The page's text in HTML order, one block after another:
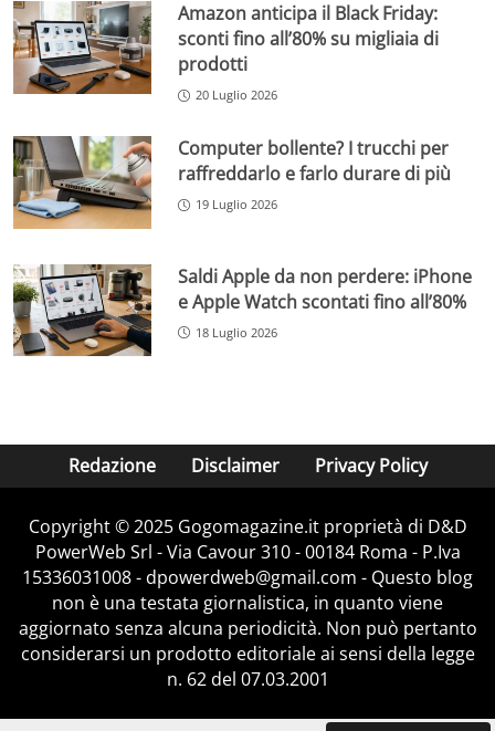
Amazon anticipa il Black Friday:
sconti fino all’80% su migliaia di
prodotti
20 Luglio 2026
Computer bollente? I trucchi per
raffreddarlo e farlo durare di più
19 Luglio 2026
Saldi Apple da non perdere: iPhone
e Apple Watch scontati fino all’80%
18 Luglio 2026
Redazione Disclaimer Privacy Policy
Copyright © 2025 Gogomagazine.it proprietà di D&D
PowerWeb Srl - Via Cavour 310 - 00184 Roma - P.Iva
15336031008 - dpowerdweb@gmail.com - Questo blog
non è una testata giornalistica, in quanto viene
aggiornato senza alcuna periodicità. Non può pertanto
considerarsi un prodotto editoriale ai sensi della legge
n. 62 del 07.03.2001